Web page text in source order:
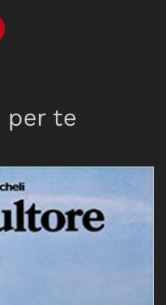
per te